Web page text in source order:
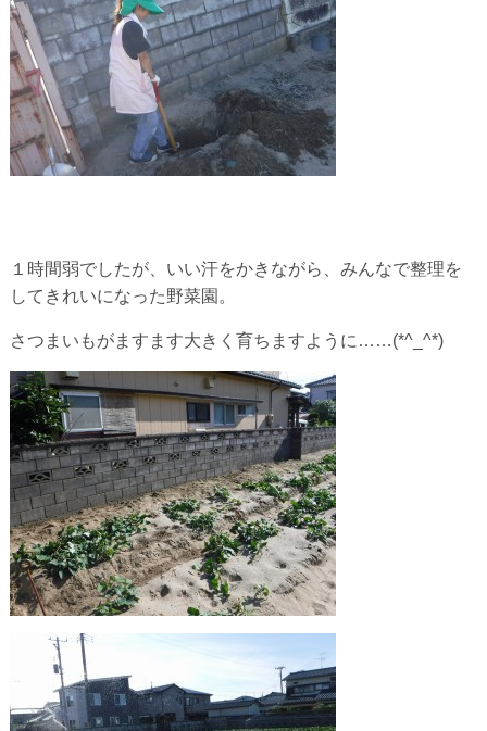
１時間弱でしたが、いい汗をかきながら、みんなで整理を
してきれいになった野菜園。
さつまいもがますます大きく育ちますように……(*^_^*)